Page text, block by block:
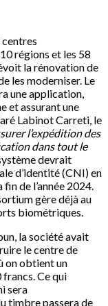
régions et les 58
la rénovation de
les moderniser. Le
une application,
et assurant une
Labinot Carreti, le
l’expédition des
dans tout le
devrait
d’identité (CNI) en
de l’année 2024.
gère déjà au
biométriques.
la société avait
le centre de
on obtient un
Ce qui
sera
timbre passera de